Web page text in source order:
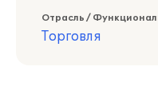
Отрасль /
Торговля